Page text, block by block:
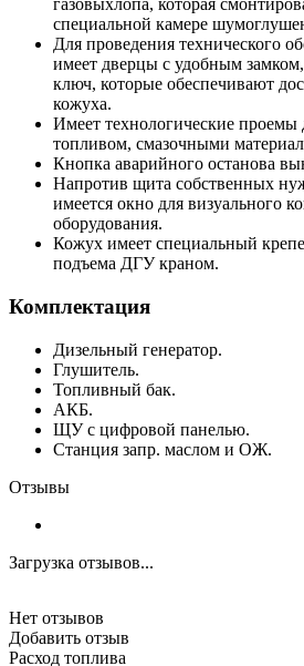
газовыхлопа, которая
специальной камере
Для проведения технического
имеет дверцы с удобным
ключ, которые обеспечивают
кожуха.
Имеет технологические
топливом, смазочными
Кнопка аварийного останова
Напротив щита собственных
имеется окно для визуального
оборудования.
Кожух имеет специальный
подъема ДГУ краном.
Комплектация
Дизельный генератор.
Глушитель.
Топливный бак.
АКБ.
ЩУ с цифровой панелью.
Станция запр. маслом и ОЖ.
Отзывы
Загрузка отзывов...
Нет отзывов
Добавить отзыв
Расход топлива